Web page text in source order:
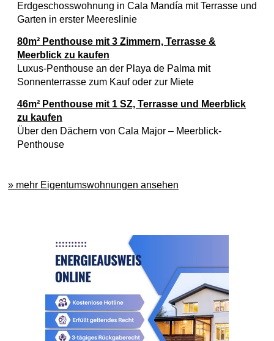
Erdgeschosswohnung in Cala Mandía mit Terrasse und
Garten in erster Meereslinie
80m² Penthouse mit 3 Zimmern, Terrasse &
Meerblick zu kaufen
Luxus-Penthouse an der Playa de Palma mit
Sonnenterrasse zum Kauf oder zur Miete
46m² Penthouse mit 1 SZ, Terrasse und Meerblick
zu kaufen
Über den Dächern von Cala Major – Meerblick-
Penthouse
» mehr Eigentumswohnungen ansehen